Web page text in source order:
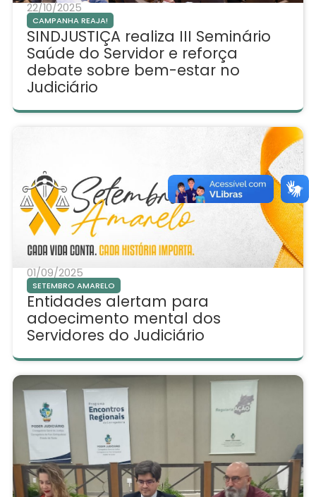
22/10/2025
CAMPANHA REAJA!
SINDJUSTIÇA realiza III Seminário
Saúde do Servidor e reforça
debate sobre bem-estar no
Judiciário
01/09/2025
SETEMBRO AMARELO
Entidades alertam para
adoecimento mental dos
Servidores do Judiciário